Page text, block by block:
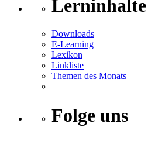
Lerninhalte
Downloads
E-Learning
Lexikon
Linkliste
Themen des Monats
Folge uns